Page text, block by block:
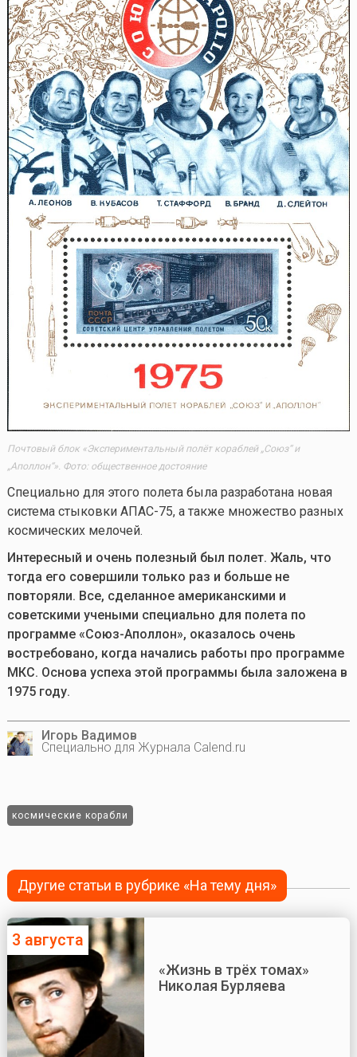
Почтовый блок «Экспериментальный полёт кораблей „Союз“ и
„Аполлон“». Фото: общественное достояние
Специально для этого полета была разработана новая
система стыковки АПАС-75, а также множество разных
космических мелочей.
Интересный и очень полезный был полет. Жаль, что
тогда его совершили только раз и больше не
повторяли. Все, сделанное американскими и
советскими учеными специально для полета по
программе «Союз-Аполлон», оказалось очень
востребовано, когда начались работы про программе
МКС. Основа успеха этой программы была заложена в
1975 году.
Игорь Вадимов
Специально для Журнала Calend.ru
космические корабли
Другие статьи в рубрике «На тему дня»
3 августа
«Жизнь в трёх томах»
Николая Бурляева